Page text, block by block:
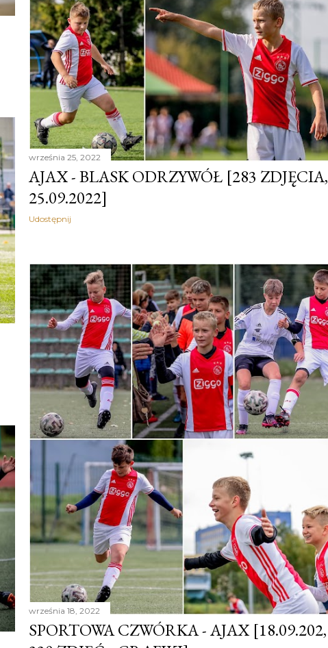
września 25, 2022
AJAX - BLASK ODRZYWÓŁ [283 ZDJĘCIA,
25.09.2022]
Udostępnij
września 18, 2022
SPORTOWA CZWÓRKA - AJAX [18.09.202,